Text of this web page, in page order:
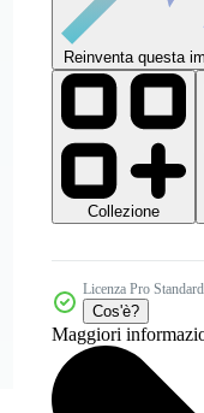
Reinventa questa
Collezione
Licenza Pro Standard
Cos'è?
Maggiori